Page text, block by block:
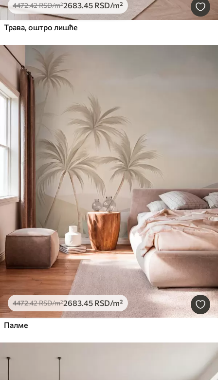
4472.42RSD/m²2683.45 RSD/m²
Трава, оштро лишће
4472.42RSD/m²2683.45 RSD/m²
Палме